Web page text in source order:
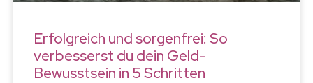
Erfolgreich und sorgenfrei: So
verbesserst du dein Geld-
Bewusstsein in 5 Schritten